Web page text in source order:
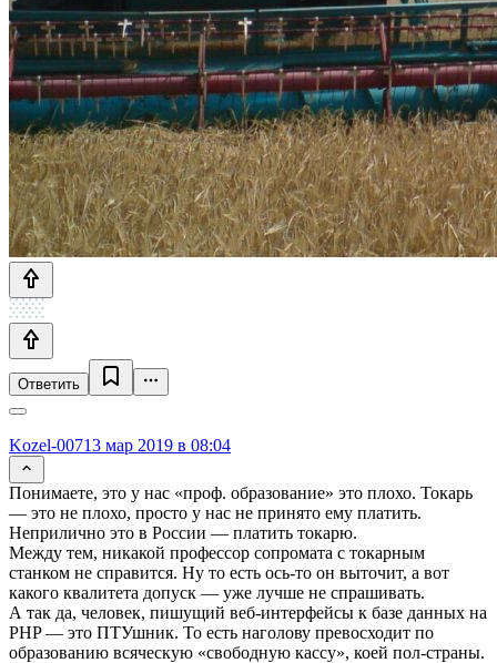
Ответить
Kozel-00713 мар 2019 в 08:04
Понимаете, это у нас «проф. образование» это плохо. Токарь
— это не плохо, просто у нас не принято ему платить.
Неприлично это в России — платить токарю.
Между тем, никакой профессор сопромата с токарным
станком не справится. Ну то есть ось-то он выточит, а вот
какого квалитета допуск — уже лучше не спрашивать.
А так да, человек, пишущий веб-интерфейсы к базе данных на
PHP — это ПТУшник. То есть наголову превосходит по
образованию всяческую «свободную кассу», коей пол-страны.